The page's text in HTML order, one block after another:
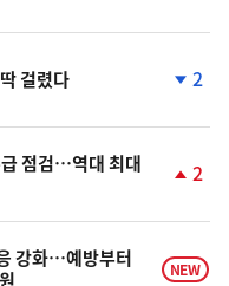
계
걸렸다
계
2
점검…역대 최대
계
승
2
강화…예방부터
NEW